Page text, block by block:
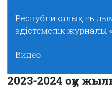
Республикалық
әдістемелік журналы
Видео
2023-2024 оқу